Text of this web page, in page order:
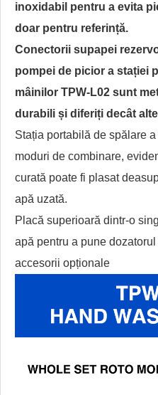
inoxidabil pentru a evita
doar pentru referință.
Conectorii supapei
pompei de picior a stației
mâinilor TPW-L02 sunt
durabili și diferiți decât
Stația portabilă de spălare
moduri de combinare,
curată poate fi plasat
apă uzată.
Placă superioară dintr-o
apă pentru a pune
accesorii opționale